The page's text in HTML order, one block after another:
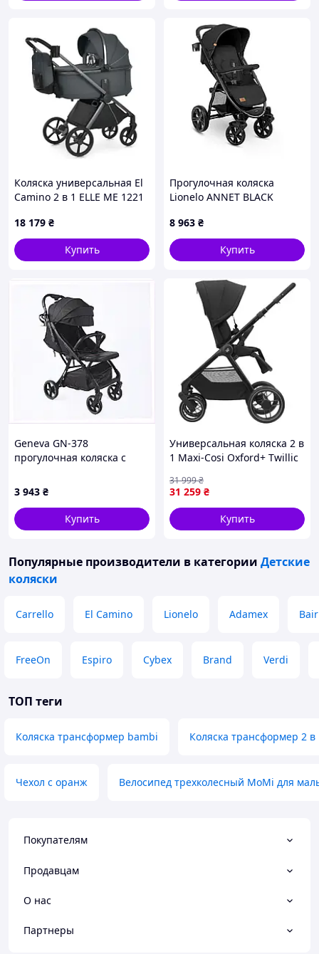
Коляска универсальная El
Camino 2 в 1 ELLE ME 1221
18 179 ₴
Купить
Прогулочная коляска
Lionelo ANNET BLACK
8 963 ₴
Купить
Geneva GN-378
прогулочная коляска с
регулировки 895HB0626
3 943 ₴
Купить
Универсальная коляска 2 в
1 Maxi-Cosi Oxford+ Twillic
31 259 ₴
31 999₴
Купить
Популярные производители в категории Детские
коляски
Carrello El Camino Lionelo Adamex Bair
FreeOn Espiro Cybex Brand Verdi
ТОП теги
Коляска трансформер bambi Коляска трансформер 2 в
Чехол с оранж Велосипед трехколесный MoMi для
Покупателям
Продавцам
О нас
Партнеры